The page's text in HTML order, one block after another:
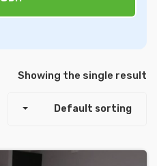
Leaflet OpenStreetMapcontributors
Showing the single result
Default sorting